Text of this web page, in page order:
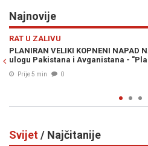
Najnovije
Pezeškijan otkrio
je propao"
ODLAZAK
novinar i
Svijet/ Najčitanije